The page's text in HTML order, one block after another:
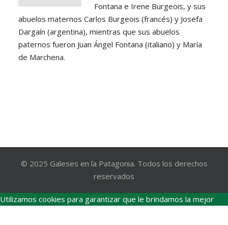
Fontana e Irene Burgeois, y sus
abuelos maternos Carlos Burgeois (francés) y Josefa
Dargaín (argentina), mientras que sus abuelos
paternos fueron Juan Ángel Fontana (italiano) y María
de Marchena.
© 2025 Galeses en la Patagonia. Todos los derechos
reservados
Utilizamos cookies para garantizar que le brindamos la mejor